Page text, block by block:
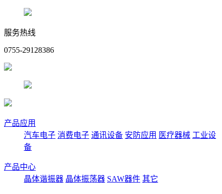
服务热线
0755-29128386
产品应用
汽车电子 消费电子 通讯设备 安防应用 医疗器械 工业设
备
产品中心
晶体谐振器 晶体振荡器 SAW器件 其它